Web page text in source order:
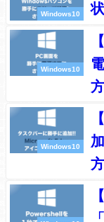
Windows10
Windows10
Windows10